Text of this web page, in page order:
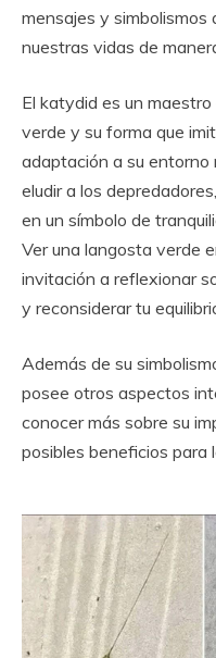
mensajes y simbolismos
nuestras vidas de
El katydid es un
verde y su forma que
adaptación a su
eludir a los
en un símbolo de
Ver una langosta verde
invitación a reflexionar
y reconsiderar tu
Además de su
posee otros aspectos
conocer más sobre su
posibles beneficios para